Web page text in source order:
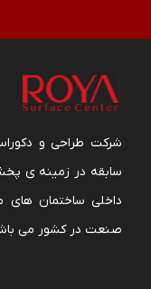
شرکت طراحی و
سابقه در زمینه ی
داخلی ساختمان های
صنعت در کشور می